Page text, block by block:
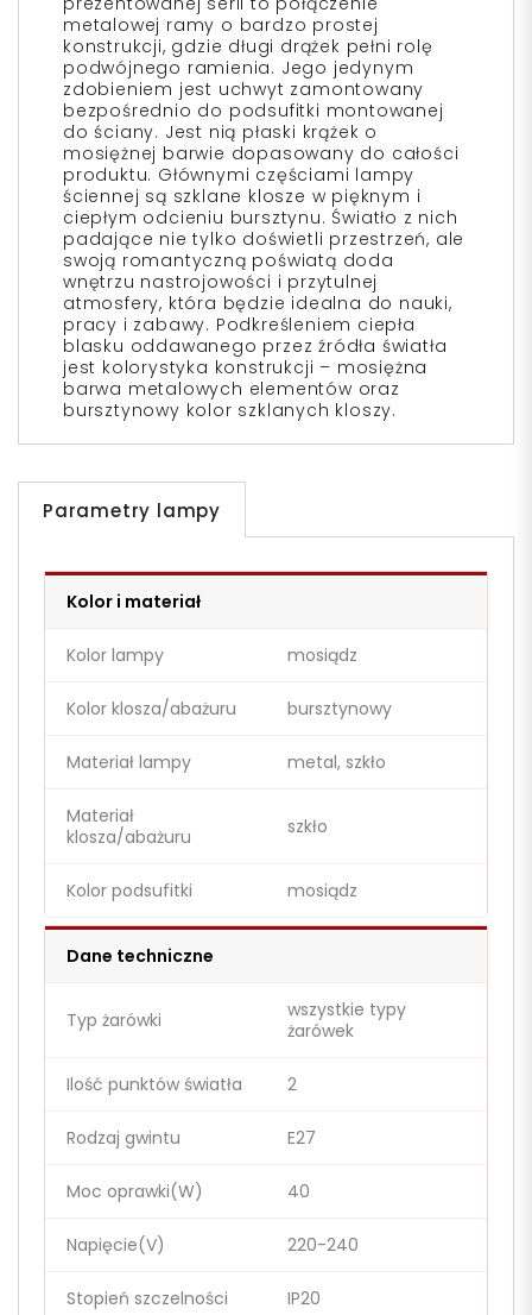
metalowej ramy o bardzo prostej
konstrukcji, gdzie długi drążek pełni rolę
podwójnego ramienia. Jego jedynym
zdobieniem jest uchwyt zamontowany
bezpośrednio do podsufitki montowanej
do ściany. Jest nią płaski krążek o
mosiężnej barwie dopasowany do całości
produktu. Głównymi częściami lampy
ściennej są szklane klosze w pięknym i
ciepłym odcieniu bursztynu. Światło z nich
padające nie tylko doświetli przestrzeń, ale
swoją romantyczną poświatą doda
wnętrzu nastrojowości i przytulnej
atmosfery, która będzie idealna do nauki,
pracy i zabawy. Podkreśleniem ciepła
blasku oddawanego przez źródła światła
jest kolorystyka konstrukcji – mosiężna
barwa metalowych elementów oraz
bursztynowy kolor szklanych kloszy.
Parametry lampy
Kolor i materiał
Kolor lampy mosiądz
Kolor klosza/abażuru bursztynowy
Materiał lampy metal, szkło
Materiał
klosza/abażuru
szkło
Kolor podsufitki mosiądz
Dane techniczne
Typ żarówki
wszystkie typy
żarówek
Ilość punktów światła 2
Rodzaj gwintu E27
Moc oprawki(W) 40
Napięcie(V) 220-240
Stopień szczelności IP20